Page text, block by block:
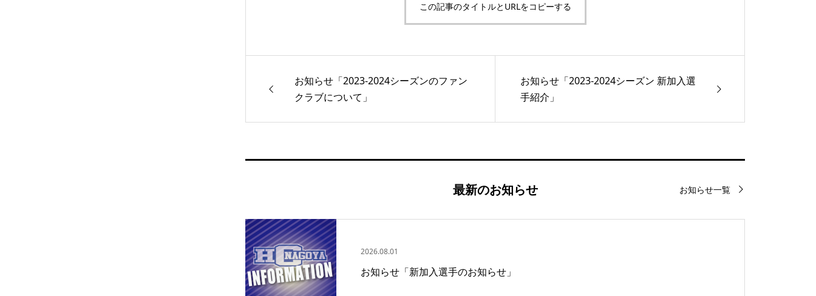
この記事のタイトルとURLをコピーする
お知らせ「2023-2024シーズンのファン
クラブについて」
お知らせ「2023-2024シーズン 新加入選
手紹介」
最新のお知らせ お知らせ一覧
2026.08.01
お知らせ「新加入選手のお知らせ」